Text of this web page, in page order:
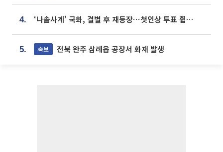
4. ‘나솔사계’ 국화, 결별 후 재등장⋯첫인상 투표 휩쓸고 ‘인기녀’ 등극
5. 속보 전북 완주 삼례읍 공장서 화재 발생